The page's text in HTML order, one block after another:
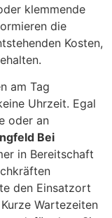
klemmende
die
Kosten,
am Tag
Uhrzeit. Egal
oder an
Bei
in Bereitschaft
den Einsatzort
Wartezeiten